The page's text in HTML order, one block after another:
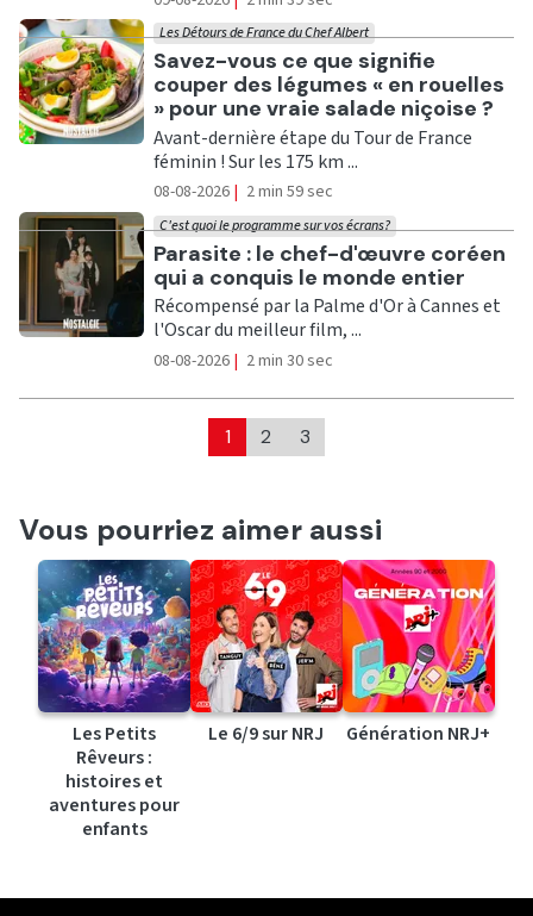
Ecouter
Savez-vous ce que signifie
couper des légumes « en rouelles
» pour une vraie salade niçoise ?
Les Détours de France du Chef Albert
Avant-dernière étape du Tour de France
féminin ! Sur les 175 km ...
08-08-2026 | 2 min 59 sec
Ecouter
Parasite : le chef-d'œuvre coréen
qui a conquis le monde entier
C'est quoi le programme sur vos écrans?
Récompensé par la Palme d'Or à Cannes et
l'Oscar du meilleur film, ...
08-08-2026 | 2 min 30 sec
1 2 3
Vous pourriez aimer aussi
Les Petits
Rêveurs :
histoires et
aventures pour
enfants
Le 6/9 sur NRJ Génération NRJ+